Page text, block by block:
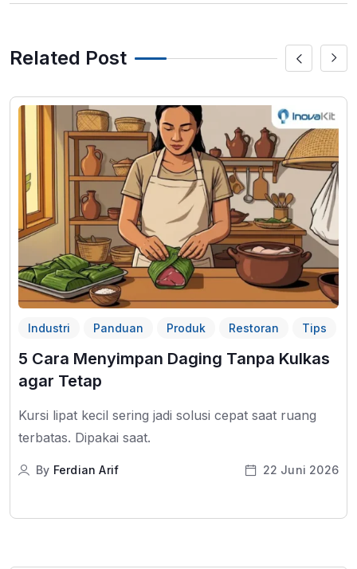
Related Post
Industri Panduan Produk Restoran Tips
5 Cara Menyimpan Daging Tanpa Kulkas
agar Tetap
Kursi lipat kecil sering jadi solusi cepat saat ruang
terbatas. Dipakai saat.
By Ferdian Arif 22 Juni 2026